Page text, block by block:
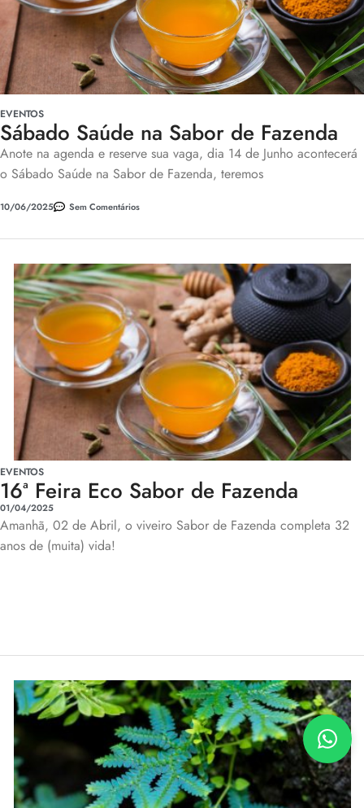
EVENTOS
Sábado Saúde na Sabor de Fazenda
Anote na agenda e reserve sua vaga, dia 14 de Junho acontecerá
o Sábado Saúde na Sabor de Fazenda, teremos
10/06/2025 Sem Comentários
EVENTOS
16ª Feira Eco Sabor de Fazenda
01/04/2025
Amanhã, 02 de Abril, o viveiro Sabor de Fazenda completa 32
anos de (muita) vida!